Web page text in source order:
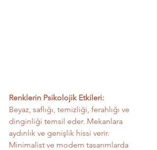
Renklerin Psikolojik Etkileri:
Beyaz, saflığı, temizliği, ferahlığı ve
dinginliği temsil eder. Mekanlara
aydınlık ve genişlik hissi verir.
Minimalist ve modern tasarımlarda